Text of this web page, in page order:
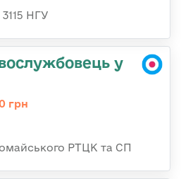
НГУ
у
грн
РТЦК та СП